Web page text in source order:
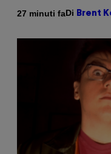
27 minuti faDi Brent